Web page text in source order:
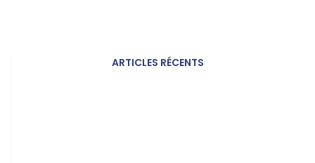
ARTICLES RÉCENTS